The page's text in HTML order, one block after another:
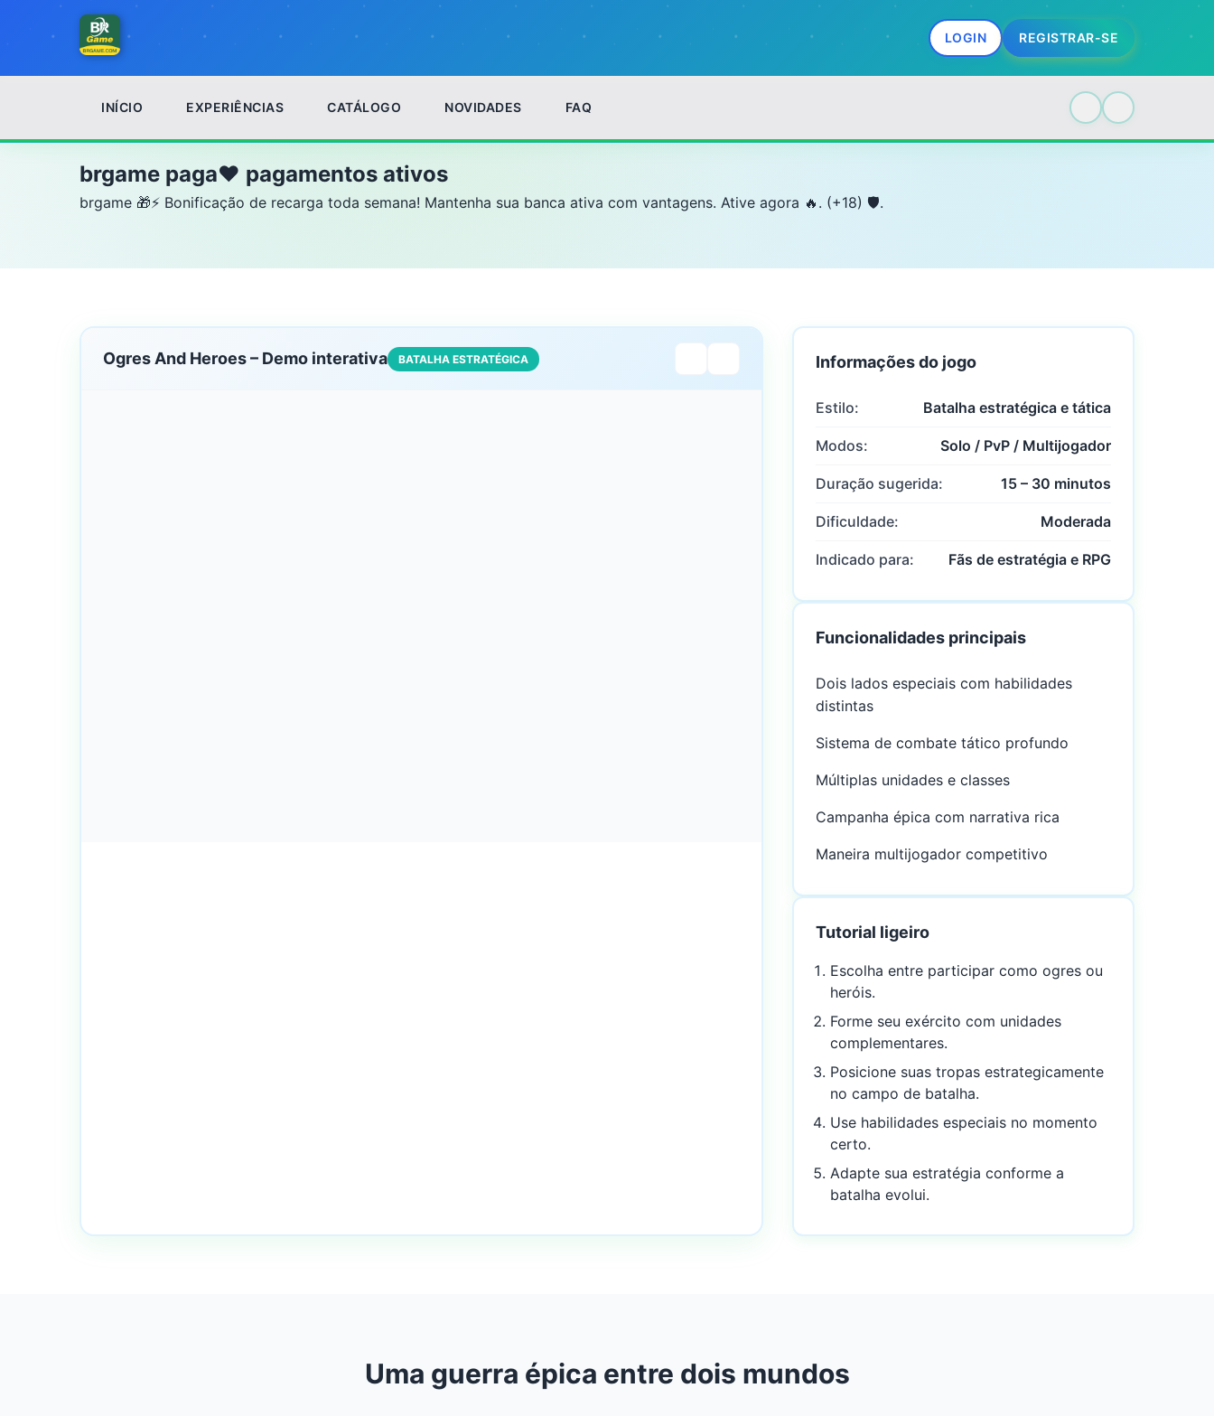
LOGIN REGISTRAR-SE
INÍCIO EXPERIÊNCIAS CATÁLOGO NOVIDADES FAQ
brgame paga❤️ pagamentos ativos
brgame 🎁⚡ Bonificação de recarga toda semana! Mantenha sua banca ativa com vantagens. Ative agora 🔥. (+18) 🛡️.
Ogres And Heroes – Demo interativa BATALHA ESTRATÉGICA Informações do jogo
Estilo: Batalha estratégica e tática
Modos: Solo / PvP / Multijogador
Duração sugerida: 15 – 30 minutos
Dificuldade: Moderada
Indicado para: Fãs de estratégia e RPG
Funcionalidades principais
Dois lados especiais com habilidades
distintas
Sistema de combate tático profundo
Múltiplas unidades e classes
Campanha épica com narrativa rica
Maneira multijogador competitivo
Tutorial ligeiro
Escolha entre participar como ogres ou
heróis.
Forme seu exército com unidades
complementares.
Posicione suas tropas estrategicamente
no campo de batalha.
Use habilidades especiais no momento
certo.
Adapte sua estratégia conforme a
batalha evolui.
Uma guerra épica entre dois mundos